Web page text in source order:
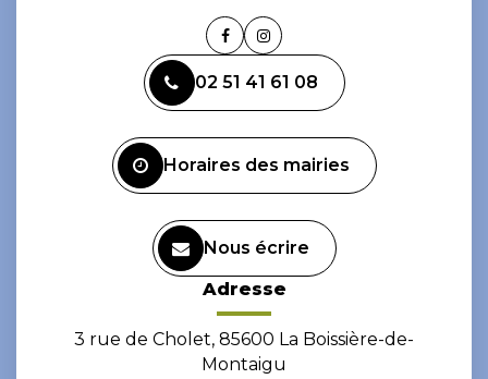
Lien
le
compte
Lien
le
compte
02 51 41 61 08
Horaires des mairies
Nous écrire
Adresse
3 rue de Cholet, 85600 La Boissière-de-
Montaigu